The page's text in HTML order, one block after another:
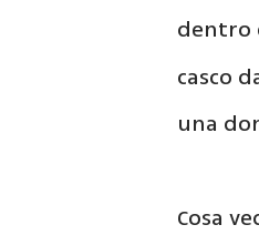
dentro
casco
una
Cosa